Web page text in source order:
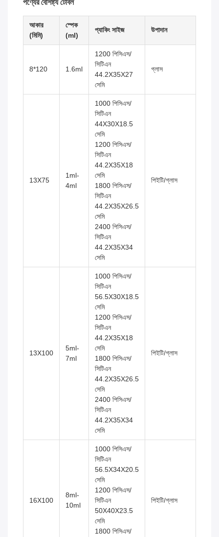
পণ্যের বৈশিষ্ট্য টেবিল
আকার
(মিমি)
স্পেক
(ml)
প্যাকিং সাইজ উপাদান
8*120 1.6ml
1200 পিসিএস/
সিটিএন
44.2X35X27
সেমি
গ্লাস
13X75
1ml-
4ml
1000 পিসিএস/
সিটিএন
44X30X18.5
সেমি
1200 পিসিএস/
সিটিএন
44.2X35X18
সেমি
1800 পিসিএস/
সিটিএন
44.2X35X26.5
সেমি
2400 পিসিএস/
সিটিএন
44.2X35X34
সেমি
পিইটি/গ্লাস
13X100
5ml-
7ml
1000 পিসিএস/
সিটিএন
56.5X30X18.5
সেমি
1200 পিসিএস/
সিটিএন
44.2X35X18
সেমি
1800 পিসিএস/
সিটিএন
44.2X35X26.5
সেমি
2400 পিসিএস/
সিটিএন
44.2X35X34
সেমি
পিইটি/গ্লাস
16X100
8ml-
10ml
1000 পিসিএস/
সিটিএন
56.5X34X20.5
সেমি
1200 পিসিএস/
সিটিএন
50X40X23.5
সেমি
1800 পিসিএস/
পিইটি/গ্লাস